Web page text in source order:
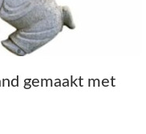
gemaakt met